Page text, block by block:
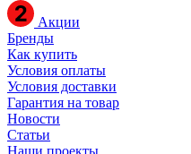
Акции
Бренды
Как купить
Условия оплаты
Условия доставки
Гарантия на товар
Новости
Статьи
Наши проекты